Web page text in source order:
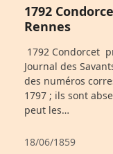
1792
Rennes
1792 Condorcet
Journal des
des numéros
1797 ; ils sont
peut les…
18/06/1859